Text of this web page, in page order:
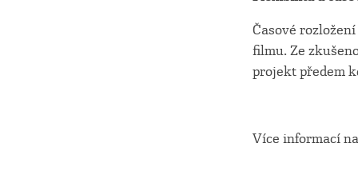
Časové
filmu. Ze
projekt předem
Více informací